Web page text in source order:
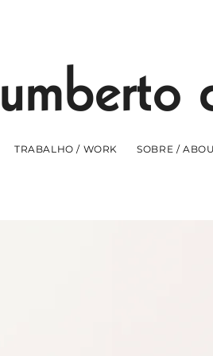
TRABALHO / WORK SOBRE /